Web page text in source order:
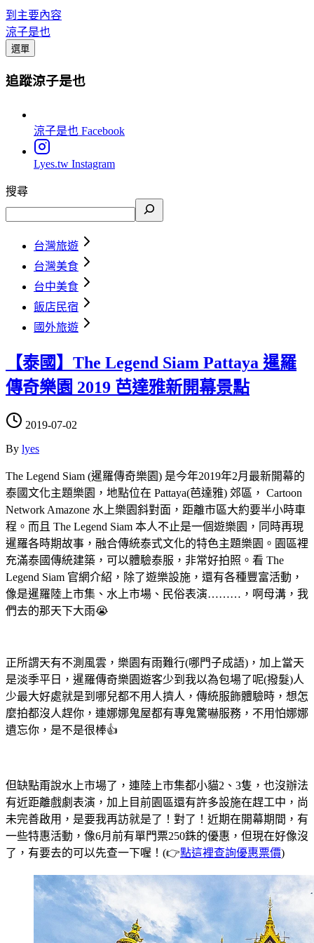
到主要內容
涼子是也
選單
追蹤涼子是也
涼子是也 Facebook
Lyes.tw Instagram
搜尋
台灣旅遊
台灣美食
台中美食
飯店民宿
國外旅遊
【泰國】The Legend Siam Pattaya 暹羅
傳奇樂園 2019 芭達雅新開幕景點
2019-07-02
By lyes
The Legend Siam (暹羅傳奇樂園) 是今年2019年2月最新開幕的
泰國文化主題樂園，地點位在 Pattaya(芭達雅) 郊區， Cartoon
Network Amazone 水上樂園斜對面，距離市區大約要半小時車
程。而且 The Legend Siam 本人不止是一個遊樂園，同時再現
暹羅各時期故事，融合傳統泰式文化的特色主題樂園。園區裡
充滿泰國傳統建築，可以體驗泰服，非常好拍照。看 The
Legend Siam 官網介紹，除了遊樂設施，還有各種豐富活動，
像是暹羅陸上市集、水上市場、民俗表演………，啊母溝，我
們去的那天下大雨😭
正所謂天有不測風雲，樂園有雨難行(哪門子成語)，加上當天
是淡季平日，暹羅傳奇樂園遊客少到我以為包場了呢(撥髮)人
少最大好處就是到哪兒都不用人擠人，傳統服飾體驗時，想怎
麼拍都沒人趕你，連娜娜鬼屋都有專鬼驚嚇服務，不用怕娜娜
遺忘你，是不是很棒👍
但缺點甭說水上市場了，連陸上市集都小貓2、3隻，也沒辦法
有近距離戲劇表演，加上目前園區還有許多設施在趕工中，尚
未完善啟用，是要我再訪就是了！對了！近期在開幕期間，有
一些特惠活動，像6月前有單門票250銖的優惠，但現在好像沒
了，有要去的可以先查一下喔！(👉點這裡查詢優惠票價)